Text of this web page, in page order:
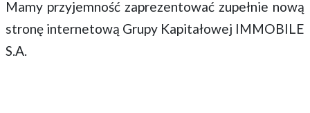
Mamy przyjemność zaprezentować zupełnie nową
stronę internetową Grupy Kapitałowej IMMOBILE
S.A.